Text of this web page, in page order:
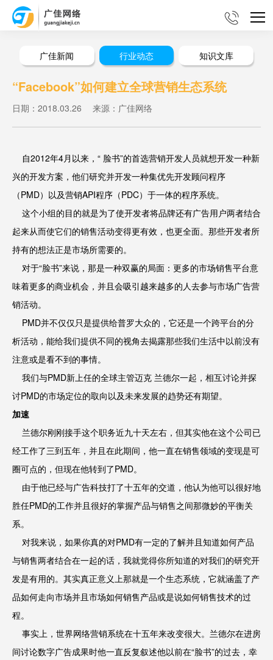
广佳新闻 行业动态 知识文库
“Facebook”如何建立全球营销生态系统
日期：2018.03.26 来源：广佳网络
自2012年4月以来，“ 脸书”的首选营销开发人员就想开发一种新
兴的开发方案，他们研究并开发一种集优先开发顾问程序
（PMD）以及营销API程序（PDC）于一体的程序系统。
这个小组的目的就是为了使开发者将品牌还有广告用户两者结合
起来从而使它们的销售活动变得更有效，也更全面。那些开发者所
持有的想法正是市场所需要的。
对于“脸书”来说，那是一种双赢的局面：更多的市场销售平台意
味着更多的商业机会，并且会吸引越来越多的人去参与市场广告营
销活动。
PMD并不仅仅只是提供给普罗大众的，它还是一个跨平台的分
析活动，能给我们提供不同的视角去揭露那些我们生活中以前没有
注意或是看不到的事情。
我们与PMD新上任的全球主管迈克 兰德尔一起，相互讨论并探
讨PMD的市场定位的取向以及未来发展的趋势还有期望。
加速
兰德尔刚刚接手这个职务近九十天左右，但其实他在这个公司已
经工作了三到五年，并且在此期间，他一直在销售领域的变现是可
圈可点的，但现在他转到了PMD。
由于他已经与广告科技打了十五年的交道，他认为他可以很好地
胜任PMD的工作并且很好的掌握产品与销售之间那微妙的平衡关
系。
对我来说，如果你真的对PMD有一定的了解并且知道如何产品
与销售两者结合在一起的话，我就觉得你所知道的对我们的研究开
发是有用的。其实真正意义上那就是一个生态系统，它就涵盖了产
品如何走向市场并且市场如何销售产品或是说如何销售技术的过
程。
事实上，世界网络营销系统在十五年来改变很大。兰德尔在进房
间讨论数字广告成果时他一直反复叙述他以前在“脸书”的过去，幸